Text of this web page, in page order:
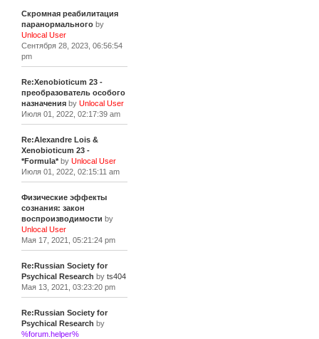
Скромная реабилитация
паранормальногоby
Unlocal User
Сентября 28, 2023, 06:56:54
pm
Re:Xenobioticum 23 -
преобразователь особого
назначенияby Unlocal User
Июля 01, 2022, 02:17:39 am
Re:Alexandre Lois &
Xenobioticum 23 -
*Formula*by Unlocal User
Июля 01, 2022, 02:15:11 am
Физические эффекты
сознания: закон
воспроизводимости by
Unlocal User
Мая 17, 2021, 05:21:24 pm
Re:Russian Society for
Psychical Research by ts404
Мая 13, 2021, 03:23:20 pm
Re:Russian Society for
Psychical Research by
%forum.helper%